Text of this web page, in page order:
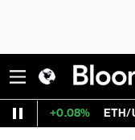
ETH/USD 1,915.295